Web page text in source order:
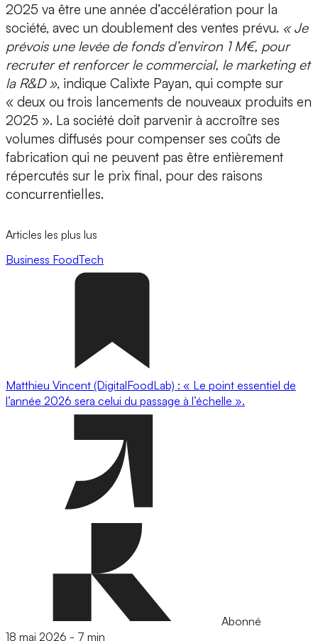
2025 va être une année d’accélération pour la
société, avec un doublement des ventes prévu. « Je
prévois une levée de fonds d’environ 1 M€, pour
recruter et renforcer le commercial, le marketing et
la R&D », indique Calixte Payan, qui compte sur
« deux ou trois lancements de nouveaux produits en
2025 ». La société doit parvenir à accroître ses
volumes diffusés pour compenser ses coûts de
fabrication qui ne peuvent pas être entièrement
répercutés sur le prix final, pour des raisons
concurrentielles.
Articles les plus lus
Business FoodTech
Matthieu Vincent (DigitalFoodLab) : « Le point essentiel de
l’année 2026 sera celui du passage à l’échelle ».
Abonné
18 mai 2026 - 7 min